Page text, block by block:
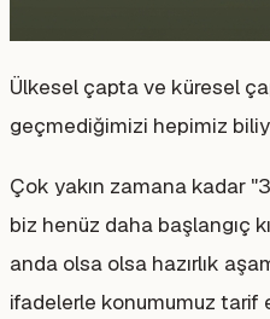
Ülkesel çapta ve küresel
geçmediğimizi hepimiz
Çok yakın zamana kadar
biz henüz daha başlangıç
anda olsa olsa hazırlık
ifadelerle konumumuz tarif